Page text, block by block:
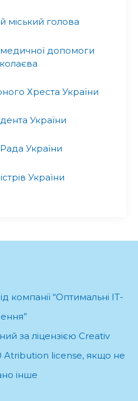
міський голова
допомоги
Хреста України
України
України
України
компанії “Оптимальні ІТ-
.
за ліцензією Creativ
Atribution license, якщо не
інше